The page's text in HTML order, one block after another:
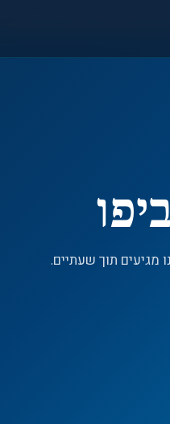
מגיעים תוך שעתיים.